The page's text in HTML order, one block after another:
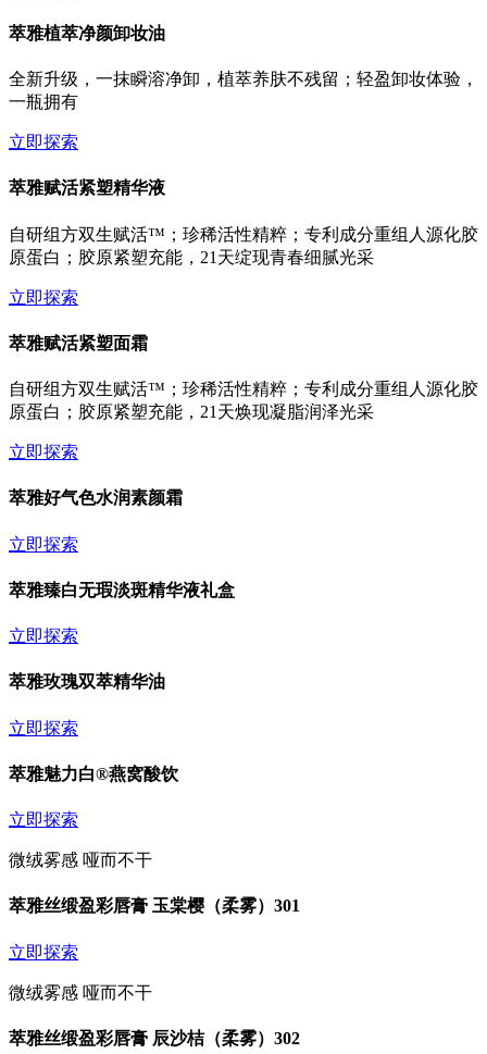
萃雅植萃净颜卸妆油
全新升级，一抹瞬溶净卸，植萃养肤不残留；轻盈卸妆体验，
一瓶拥有
立即探索
萃雅赋活紧塑精华液
自研组方双生赋活™；珍稀活性精粹；专利成分重组人源化胶
原蛋白；胶原紧塑充能，21天绽现青春细腻光采
立即探索
萃雅赋活紧塑面霜
自研组方双生赋活™；珍稀活性精粹；专利成分重组人源化胶
原蛋白；胶原紧塑充能，21天焕现凝脂润泽光采
立即探索
萃雅好气色水润素颜霜
立即探索
萃雅臻白无瑕淡斑精华液礼盒
立即探索
萃雅玫瑰双萃精华油
立即探索
萃雅魅力白®燕窝酸饮
立即探索
微绒雾感 哑而不干
萃雅丝缎盈彩唇膏 玉棠樱（柔雾）301
立即探索
微绒雾感 哑而不干
萃雅丝缎盈彩唇膏 辰沙桔（柔雾）302